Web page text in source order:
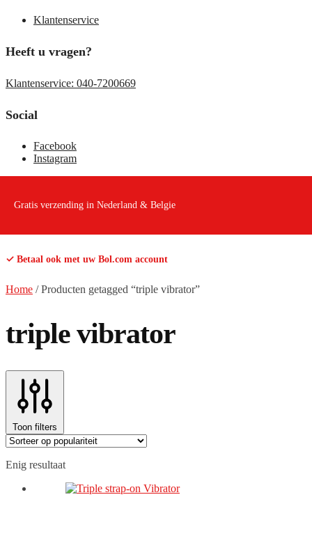
Klantenservice
Heeft u vragen?
Klantenservice: 040-7200669
Social
Facebook
Instagram
Gratis verzending in Nederland & Belgie
✓ Betaal ook met uw Bol.com account
Home /Producten getagged “triple vibrator”
triple vibrator
Toon filters
Enig resultaat